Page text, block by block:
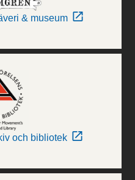
& museum
och bibliotek